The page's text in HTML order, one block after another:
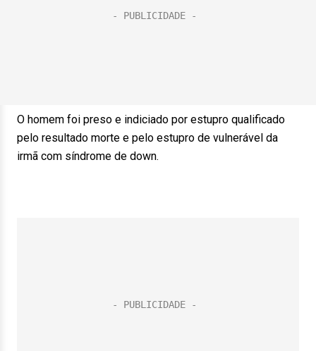
O homem foi preso e indiciado por estupro qualificado
pelo resultado morte e pelo estupro de vulnerável da
irmã com síndrome de down.